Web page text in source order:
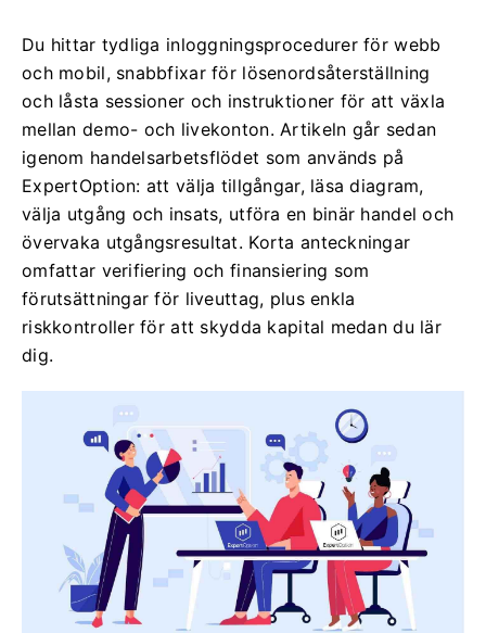
Du hittar tydliga inloggningsprocedurer för webb
och mobil, snabbfixar för lösenordsåterställning
och låsta sessioner och instruktioner för att växla
mellan demo- och livekonton. Artikeln går sedan
igenom handelsarbetsflödet som används på
ExpertOption: att välja tillgångar, läsa diagram,
välja utgång och insats, utföra en binär handel och
övervaka utgångsresultat. Korta anteckningar
omfattar verifiering och finansiering som
förutsättningar för liveuttag, plus enkla
riskkontroller för att skydda kapital medan du lär
dig.